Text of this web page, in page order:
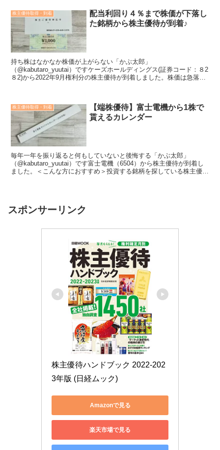
株主優待取得・到着
配当利回り４％まで株価が下落し
た銘柄から株主優待が到着♪
持ち株はなかなか株価が上がらない「かぶ太郎」
（@kabutaro_yuutai）ですケーズホールディングス(証券コード：８2
８2)から2022年9月権利分の株主優待が到着しました。株価は急落中
株主優待取得・到着
【端株優待】富士電機から1株で
貰えるカレンダー
毎年一年を振り返ると何もしていないと後悔する「かぶ太郎」
（@kabutaro_yuutai）です富士電機（6504）から株主優待が到着し
ました。＜こんな方におすすめ＞投資する銘柄を探している株主優待
スポンサーリンク
株主優待ハンドブック 2022-202
3年版 (日経ムック)
Amazonで見る
楽天市場で見る